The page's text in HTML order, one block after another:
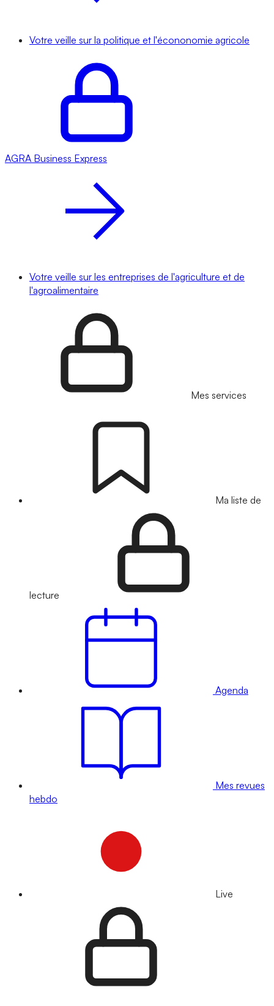
Votre veille sur la politique et l'écononomie agricole
AGRA Business Express
Votre veille sur les entreprises de l'agriculture et de
l'agroalimentaire
Mes services
Ma liste de
lecture
Agenda
Mes revues
hebdo
Live